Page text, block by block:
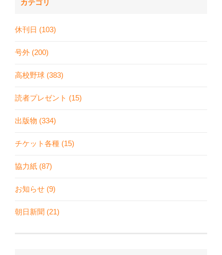
カテゴリ
休刊日 (103)
号外 (200)
高校野球 (383)
読者プレゼント (15)
出版物 (334)
チケット各種 (15)
協力紙 (87)
お知らせ (9)
朝日新聞 (21)